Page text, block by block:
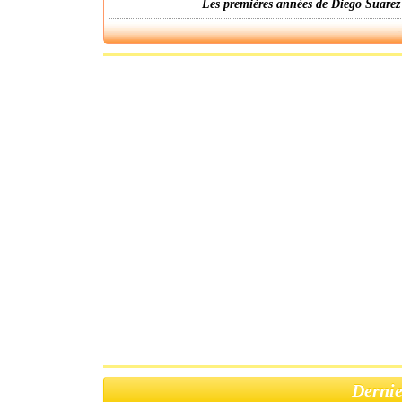
Les premières années de Diego